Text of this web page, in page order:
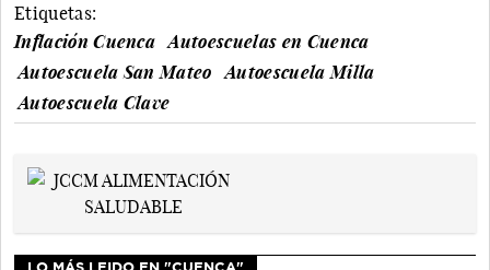
Etiquetas:
Inflación Cuenca
Autoescuelas en Cuenca
Autoescuela San Mateo
Autoescuela Milla
Autoescuela Clave
LO MÁS LEIDO EN "CUENCA"